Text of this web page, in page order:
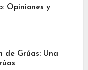
Opiniones y
de Grúas: Una